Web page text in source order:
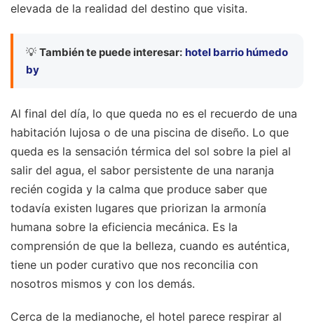
elevada de la realidad del destino que visita.
💡 También te puede interesar: hotel barrio húmedo
by
Al final del día, lo que queda no es el recuerdo de una
habitación lujosa o de una piscina de diseño. Lo que
queda es la sensación térmica del sol sobre la piel al
salir del agua, el sabor persistente de una naranja
recién cogida y la calma que produce saber que
todavía existen lugares que priorizan la armonía
humana sobre la eficiencia mecánica. Es la
comprensión de que la belleza, cuando es auténtica,
tiene un poder curativo que nos reconcilia con
nosotros mismos y con los demás.
Cerca de la medianoche, el hotel parece respirar al